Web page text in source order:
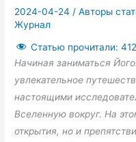
2024-04-24 /Авторы
Журнал
Статью прочитали: 412
Начиная заниматься
увлекательное
настоящими
Вселенную вокруг. На
открытия, но и